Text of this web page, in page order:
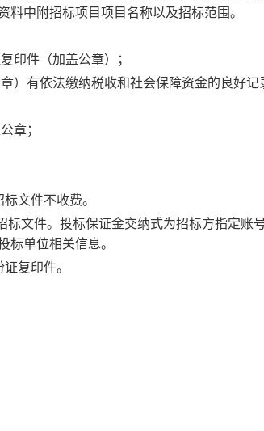
中附招标项目项目名称以及招标范围。
印件（加盖公章）
；
）有依法缴纳税收和社会保障资金的良好记
章；
文件不收费。
标文件。投标保证金交纳式为招标方指定账
标单位相关信息。
复印件。